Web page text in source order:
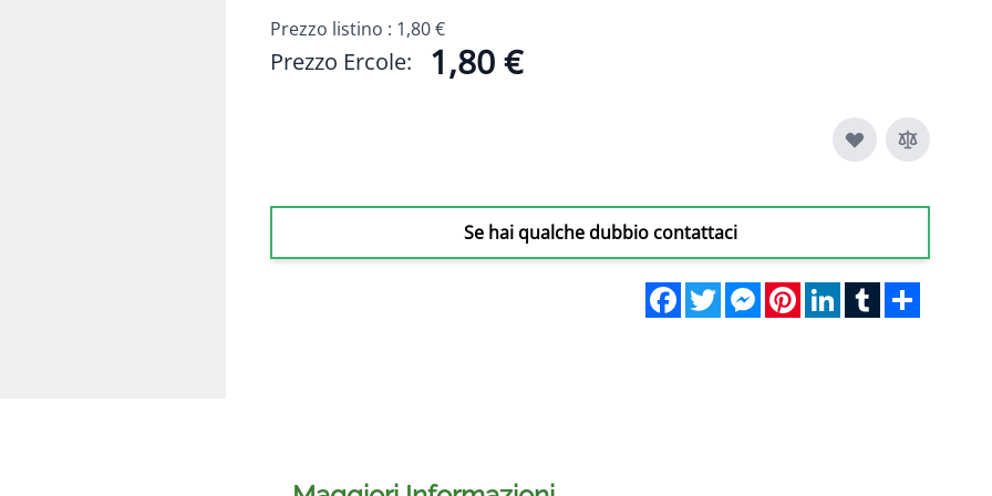
Prezzo listino : 1,80 €
Prezzo Ercole: 1,80 €
Se hai qualche dubbio contattaci
FacebookTwitterMessengerPinterestLinkedInTumblr